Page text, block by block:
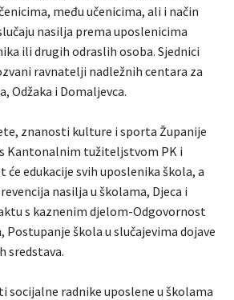
među učenicima, ali i način
nasilja prema uposlenicima
ili drugih odraslih osoba. Sjednici
ravnatelji nadležnih centara za
Odžaka i Domaljevca.
znanosti kulture i sporta Županije
s Kantonalnim tužiteljstvom PK i
će edukacije svih uposlenika škola, a
nasilja u školama, Djeca i
s kaznenim djelom-Odgovornost
Postupanje škola u slučajevima dojave
sredstava.
socijalne radnike uposlene u školama